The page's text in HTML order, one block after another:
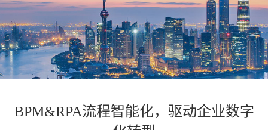
BPM&RPA流程智能化，驱动企业数字